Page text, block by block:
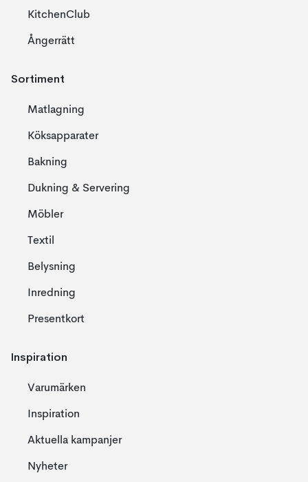
KitchenClub
Ångerrätt
Sortiment
Matlagning
Köksapparater
Bakning
Dukning & Servering
Möbler
Textil
Belysning
Inredning
Presentkort
Inspiration
Varumärken
Inspiration
Aktuella kampanjer
Nyheter